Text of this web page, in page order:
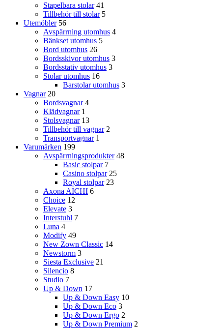
Stapelbara stolar 41
Tillbehör till stolar 5
Utemöbler 56
Avspärrning utomhus 4
Bänkset utomhus 5
Bord utomhus 26
Bordsskivor utomhus 3
Bordsstativ utomhus 3
Stolar utomhus 16
Barstolar utomhus 3
Vagnar 20
Bordsvagnar 4
Klädvagnar 1
Stolsvagnar 13
Tillbehör till vagnar 2
Transportvagnar 1
Varumärken 199
Avspärrningsprodukter 48
Basic stolpar 7
Casino stolpar 25
Royal stolpar 23
Axona AICHI 6
Choice 12
Elevate 3
Interstuhl 7
Luna 4
Modify 49
New Zown Classic 14
Newstorm 3
Siesta Exclusive 21
Silencio 8
Studio 7
Up & Down 17
Up & Down Easy 10
Up & Down Eco 3
Up & Down Ergo 2
Up & Down Premium 2